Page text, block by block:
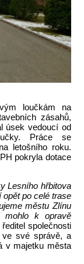
loučkám na
zásahů,
úsek vedoucí od
Práce se
letošního roku.
pokryla dotace
Lesního hřbitova
po celé trase
městu Zlínu
mohlo k opravě
ředitel společnosti
ve své správě, a
v majetku města